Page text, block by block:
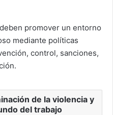
promover un entorno
mediante políticas
control, sanciones,
de la violencia y
del trabajo